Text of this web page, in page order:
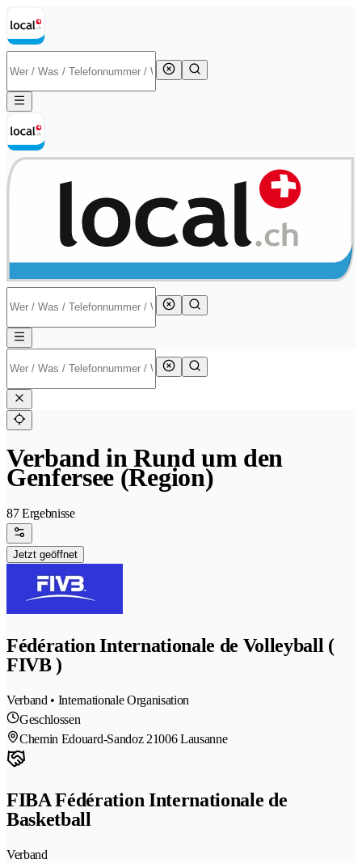
Verband in Rund um den
Genfersee (Region)
87 Ergebnisse
Jetzt geöffnet
Fédération Internationale de Volleyball (
FIVB )
Verband • Internationale Organisation
Geschlossen
Chemin Edouard-Sandoz 21006 Lausanne
FIBA Fédération Internationale de
Basketball
Verband